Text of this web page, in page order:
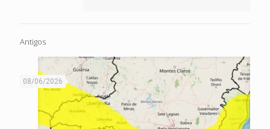
Antigos
08/06/2026